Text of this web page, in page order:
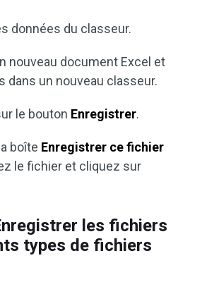
données du classeur.
nouveau document Excel et
dans un nouveau classeur.
le bouton Enregistrer.
boîte Enregistrer ce fichier
le fichier et cliquez sur
les fichiers
types de fichiers